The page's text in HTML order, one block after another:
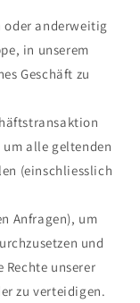
oder anderweitig
in unserem
Geschäft zu
alle geltenden
(einschliesslich
Anfragen), um
und
Rechte unserer
zu verteidigen.